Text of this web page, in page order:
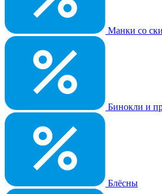
Манки со
Бинокли и
Блёсны